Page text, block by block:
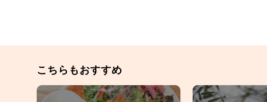
こちらもおすすめ